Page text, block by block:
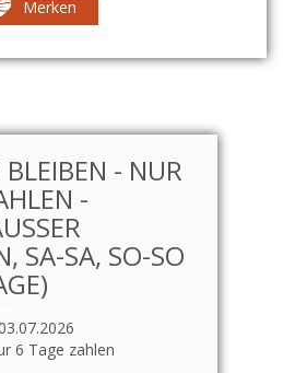
Merken
- NUR
-
O
SA, SO-SO U
6 Tage zahlen